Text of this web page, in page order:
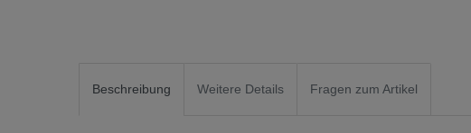
Beschreibung Weitere Details Fragen zum Artikel